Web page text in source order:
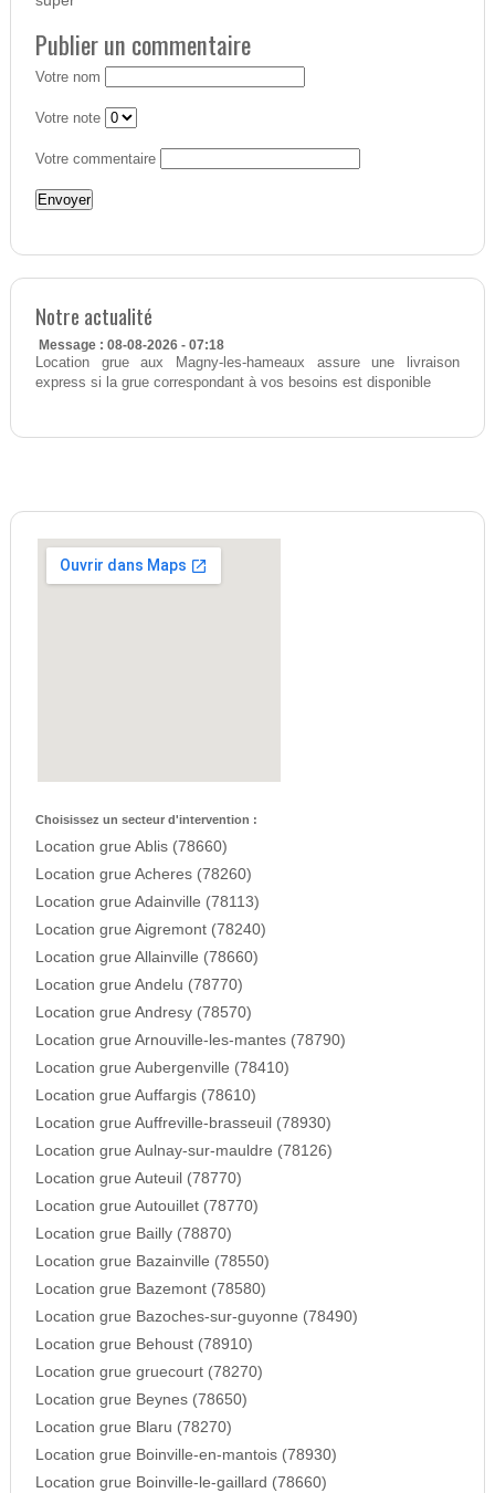
Publier un commentaire
Votre nom
Votre note
Votre commentaire
Notre actualité
Message : 08-08-2026 - 07:18
Location grue aux Magny-les-hameaux assure une livraison
express si la grue correspondant à vos besoins est disponible
Choisissez un secteur d'intervention :
Location grue Ablis (78660)
Location grue Acheres (78260)
Location grue Adainville (78113)
Location grue Aigremont (78240)
Location grue Allainville (78660)
Location grue Andelu (78770)
Location grue Andresy (78570)
Location grue Arnouville-les-mantes (78790)
Location grue Aubergenville (78410)
Location grue Auffargis (78610)
Location grue Auffreville-brasseuil (78930)
Location grue Aulnay-sur-mauldre (78126)
Location grue Auteuil (78770)
Location grue Autouillet (78770)
Location grue Bailly (78870)
Location grue Bazainville (78550)
Location grue Bazemont (78580)
Location grue Bazoches-sur-guyonne (78490)
Location grue Behoust (78910)
Location grue gruecourt (78270)
Location grue Beynes (78650)
Location grue Blaru (78270)
Location grue Boinville-en-mantois (78930)
Location grue Boinville-le-gaillard (78660)